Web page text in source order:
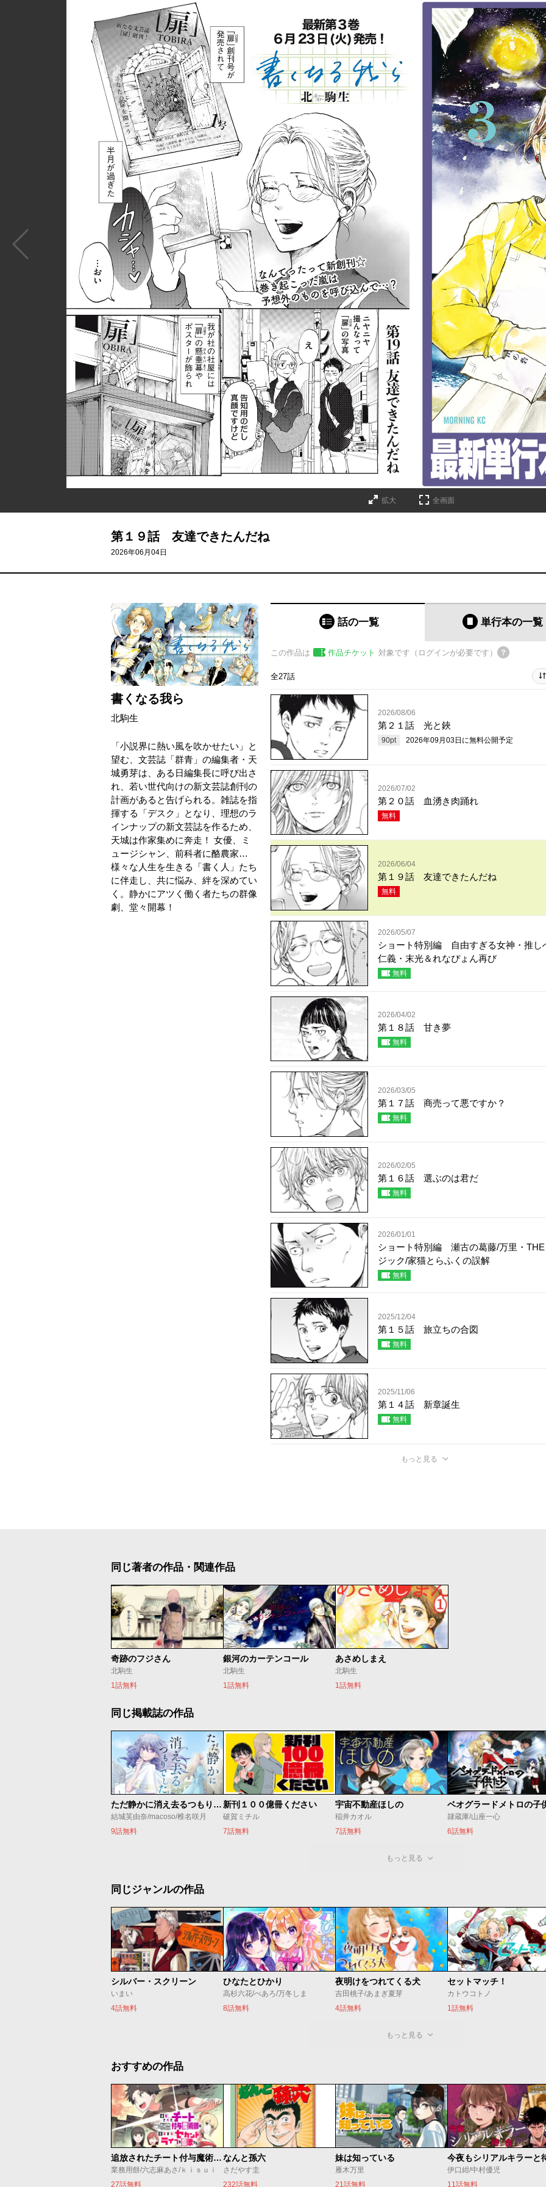
詳細ページへのリンク
拡大 全画面
第１９話 友達できたんだね
2026年06月04日
書くなる我ら
北駒生
「小説界に熱い風を吹かせたい」と
望む、文芸誌「群青」の編集者・天
城勇芽は、ある日編集長に呼び出さ
れ、若い世代向けの新文芸誌創刊の
計画があると告げられる。雑誌を指
揮する「デスク」となり、理想のラ
インナップの新文芸誌を作るため、
天城は作家集めに奔走！ 女優、ミ
ュージシャン、前科者に酪農家…
様々な人生を生きる「書く人」たち
に伴走し、共に悩み、絆を深めてい
く。静かにアツく働く者たちの群像
劇、堂々開幕！
話の一覧 単行本の一覧
この作品は 作品チケット 対象です（ログインが必要です）
全27話
2026/08/06
第２１話 光と鋏
90pt 2026年09月03日 に無料公開予定
2026/07/02
第２０話 血湧き肉踊れ
無料
2026/06/04
第１９話 友達できたんだね
無料
2026/05/07
ショート特別編 自由すぎる女神・推し
仁義・末光＆れなぴょん再び
無料
2026/04/02
第１８話 甘き夢
無料
2026/03/05
第１７話 商売って悪ですか？
無料
2026/02/05
第１６話 選ぶのは君だ
無料
2026/01/01
ショート特別編 瀬古の葛藤/万里・
ジック/家猫とらふくの誤解
無料
2025/12/04
第１５話 旅立ちの合図
無料
2025/11/06
第１４話 新章誕生
無料
もっと見る
同じ著者の作品・関連作品
奇跡のフジさん
北駒生
1話無料
銀河のカーテンコール
北駒生
1話無料
あさめしまえ
北駒生
1話無料
同じ掲載誌の作品
ただ静かに消え去るつもりでした
結城芙由奈/macoso/椎名咲月
9話無料
新刊１００億冊ください
破賀ミチル
7話無料
宇宙不動産ほしの
稲井カオル
7話無料
隷蔵庫/山座一心
6話無料
もっと見る
同じジャンルの作品
シルバー・スクリーン
いまい
4話無料
ひなたとひかり
高杉六花/べあろ/万冬しま
8話無料
夜明けをつれてくる犬
吉田桃子/あまぎ夏芽
4話無料
セットマッチ！
カトウコトノ
1話無料
もっと見る
おすすめの作品
追放されたチート付与魔術師は気ままなセカンドライフを謳歌する。 ～俺は武器だけじゃなく、あらゆるものに『強化ポイント』を付与できるし、俺の意思でいつでも効果を解除できるけど、残った人たち大丈夫？～
業務用餅/六志麻あさ/ｋｉｓｕｉ
27話無料
なんと孫六
さだやす圭
232話無料
妹は知っている
雁木万里
21話無料
伊口紺/中村優児
11話無料